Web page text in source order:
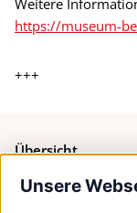
Unsere
https://museum-
+++
Übersicht
Bürgerservice